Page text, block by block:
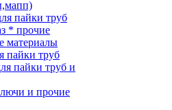
пайки труб
* прочие
материалы
пайки труб
пайки труб и
и прочие